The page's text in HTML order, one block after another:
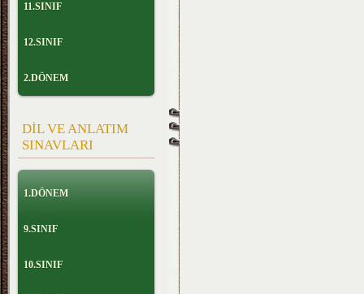
11.SINIF
12.SINIF
2.DÖNEM
DİL VE ANLATIM
SINAVLARI
1.DÖNEM
9.SINIF
10.SINIF